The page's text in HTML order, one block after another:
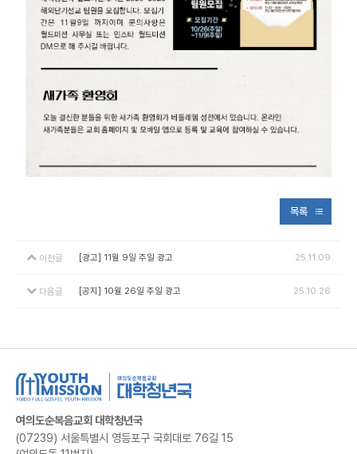
목록
이전글 [광고] 11월 9일 주일 광고 25.11.09
다음글 [공지] 10월 26일 주일 광고 25.10.26
여의도순복음교회 대학청년국
(07239) 서울특별시 영등포구 국회대로 76길 15